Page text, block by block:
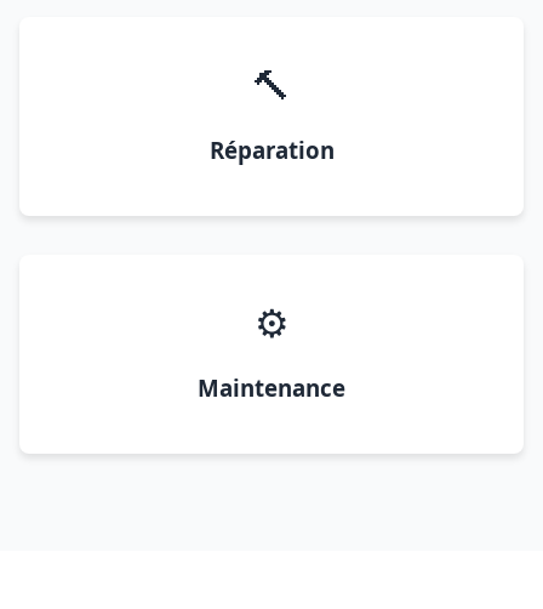
🔨
Réparation
⚙️
Maintenance